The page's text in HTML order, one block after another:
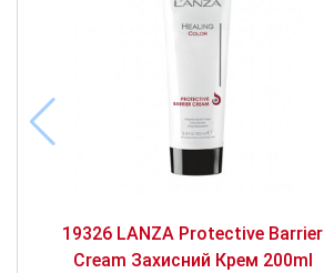
19326 LANZA Protective Barrier
Cream Захисний Крем 200ml